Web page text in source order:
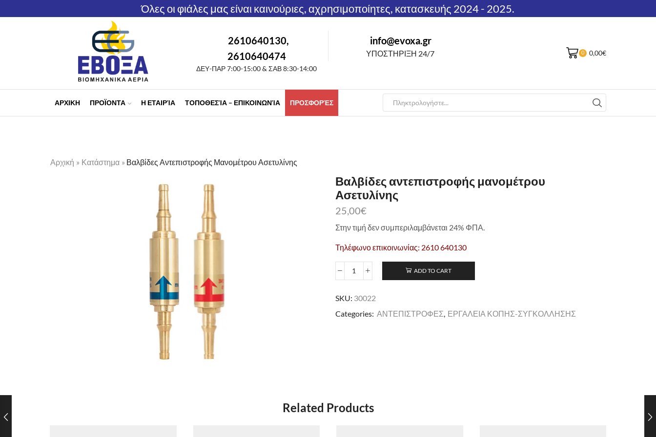
Όλες οι φιάλες μας είναι καινούριες, αχρησιμοποίητες, κατασκευής 2024 - 2025.
2610640130,
2610640474
ΔΕΥ-ΠΑΡ 7:00-15:00 & ΣΑΒ 8:30-14:00
info@evoxa.gr
ΥΠΟΣΤΗΡΙΞΗ 24/7 0 0,00€
ΑΡΧΙΚΗ ΠΡΟΪΟΝΤΑ Η ΕΤΑΙΡΊΑ ΤΟΠΟΘΕΣΊΑ – ΕΠΙΚΟΙΝΩΝΊΑ ΠΡΟΣΦΟΡΈΣ
Αρχική » Κατάστημα » Βαλβίδες Αντεπιστροφής Μανομέτρου Ασετυλίνης
Βαλβίδες αντεπιστροφής μανομέτρου
Ασετυλίνης
25,00€
Στην τιμή δεν συμπεριλαμβάνεται 24% ΦΠΑ.
Τηλέφωνο επικοινωνίας: 2610 640130
ADD TO CART
SKU: 30022
Categories: ΑΝΤΕΠΙΣΤΡΟΦΕΣ, ΕΡΓΑΛΕΙΑ ΚΟΠΗΣ-ΣΥΓΚΟΛΛΗΣΗΣ
Related Products